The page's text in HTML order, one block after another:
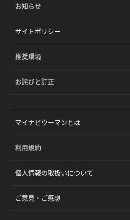
お知らせ
サイトポリシー
推奨環境
お詫びと訂正
マイナビウーマンとは
利用規約
個人情報の取扱いについて
ご意見・ご感想